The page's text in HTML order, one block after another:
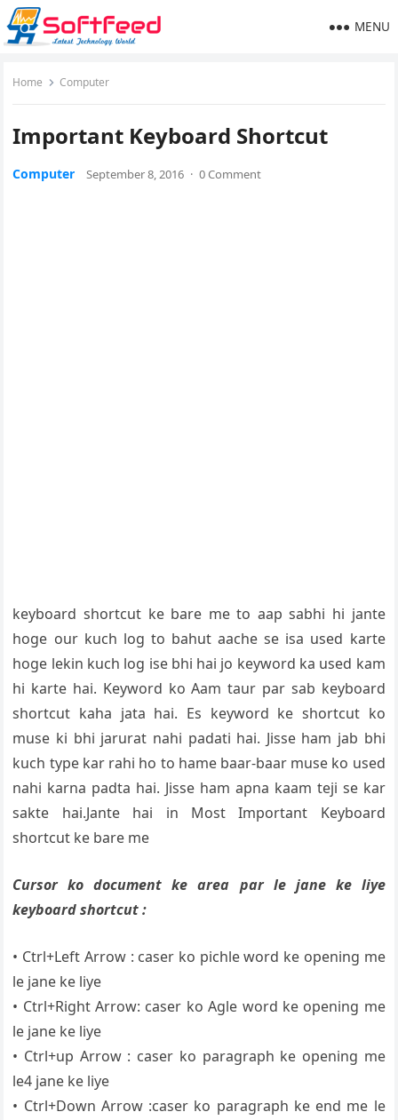
MENU
Home Computer
Important Keyboard Shortcut
Computer September 8, 2016 · 0 Comment
keyboard shortcut ke bare me to aap sabhi hi jante
hoge our kuch log to bahut aache se isa used karte
hoge lekin kuch log ise bhi hai jo keyword ka used kam
hi karte hai. Keyword ko Aam taur par sab keyboard
shortcut kaha jata hai. Es keyword ke shortcut ko
muse ki bhi jarurat nahi padati hai. Jisse ham jab bhi
kuch type kar rahi ho to hame baar-baar muse ko used
nahi karna padta hai. Jisse ham apna kaam teji se kar
sakte hai.Jante hai in Most Important Keyboard
shortcut ke bare me
Cursor ko document ke area par le jane ke liye
keyboard shortcut :
• Ctrl+Left Arrow : caser ko pichle word ke opening me
le jane ke liye
• Ctrl+Right Arrow: caser ko Agle word ke opening me
le jane ke liye
• Ctrl+up Arrow : caser ko paragraph ke opening me
le4 jane ke liye
• Ctrl+Down Arrow :caser ko paragraph ke end me le